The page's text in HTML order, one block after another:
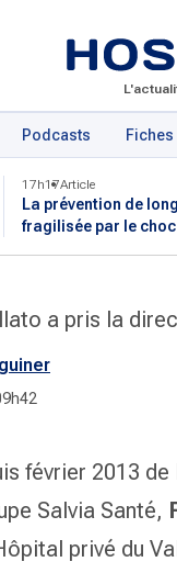
Podcasts
17h17Article
La prévention de
fragilisée par le
a pris la
février 2013
Salvia Santé,
privé du